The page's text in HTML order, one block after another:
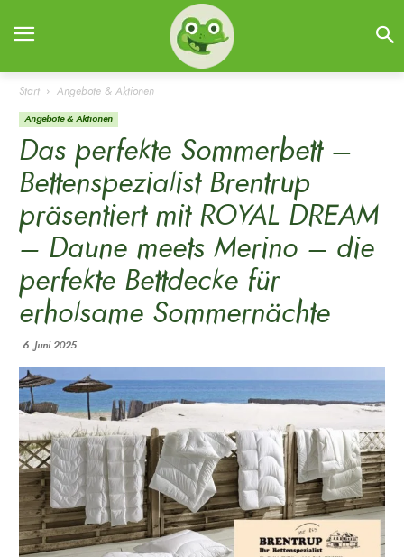
Start Angebote & Aktionen
Angebote & Aktionen
Das perfekte Sommerbett –
Bettenspezialist Brentrup
präsentiert mit ROYAL DREAM
– Daune meets Merino – die
perfekte Bettdecke für
erholsame Sommernächte
6. Juni 2025